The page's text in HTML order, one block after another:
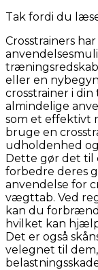
Tak fordi du
Crosstrainers
eller en
crosstrainer i
almindelige
som et effektivt
bruge en
udholdenhed
Dette gør det til
forbedre deres
anvendelse for
vægttab. Ved
kan du
hvilket kan
Det er også
velegnet til